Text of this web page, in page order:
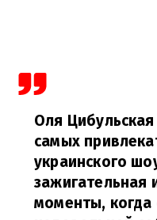
Оля
самых
украинского
зажигательная
моменты, когда